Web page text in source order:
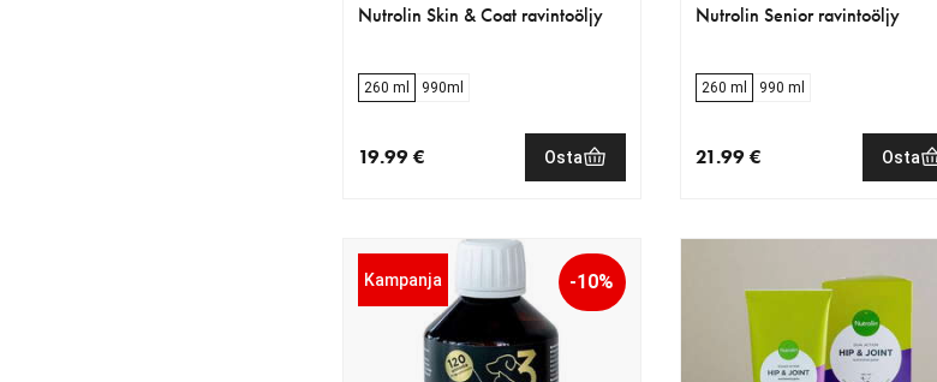
Nutrolin Skin & Coat ravintoöljy
260 ml 990ml
19.99 € Osta
Nutrolin Senior ravintoöljy
260 ml 990 ml
21.99 € Osta
Kampanja -10%